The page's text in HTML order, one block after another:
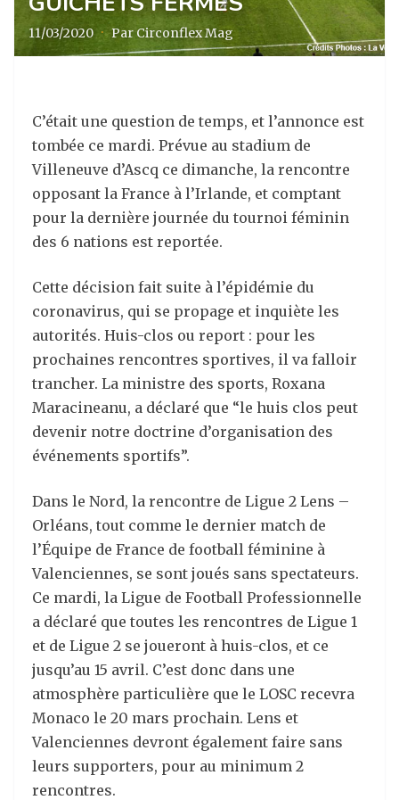
11/03/2020 · Par Circonflex Mag
C’était une question de temps, et l’annonce est
tombée ce mardi. Prévue au stadium de
Villeneuve d’Ascq ce dimanche, la rencontre
opposant la France à l’Irlande, et comptant
pour la dernière journée du tournoi féminin
des 6 nations est reportée.
Cette décision fait suite à l’épidémie du
coronavirus, qui se propage et inquiète les
autorités. Huis-clos ou report : pour les
prochaines rencontres sportives, il va falloir
trancher. La ministre des sports, Roxana
Maracineanu, a déclaré que “le huis clos peut
devenir notre doctrine d’organisation des
événements sportifs”.
Dans le Nord, la rencontre de Ligue 2 Lens –
Orléans, tout comme le dernier match de
l’Équipe de France de football féminine à
Valenciennes, se sont joués sans spectateurs.
Ce mardi, la Ligue de Football Professionnelle
a déclaré que toutes les rencontres de Ligue 1
et de Ligue 2 se joueront à huis-clos, et ce
jusqu’au 15 avril. C’est donc dans une
atmosphère particulière que le LOSC recevra
Monaco le 20 mars prochain. Lens et
Valenciennes devront également faire sans
leurs supporters, pour au minimum 2
rencontres.